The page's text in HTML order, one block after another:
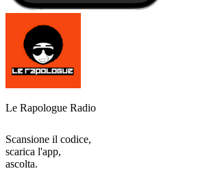
Le Rapologue Radio
Scansione il codice,
scarica l'app,
ascolta.